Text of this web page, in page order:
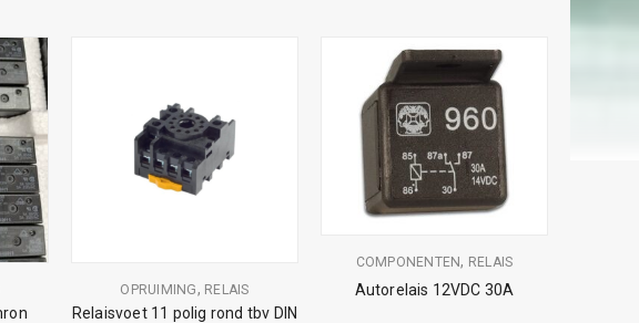
OPRUIMING, RELAIS
Relaisvoet 11 polig rond tbv DIN
COMPONENTEN, RELAIS
Autorelais 12VDC 30A